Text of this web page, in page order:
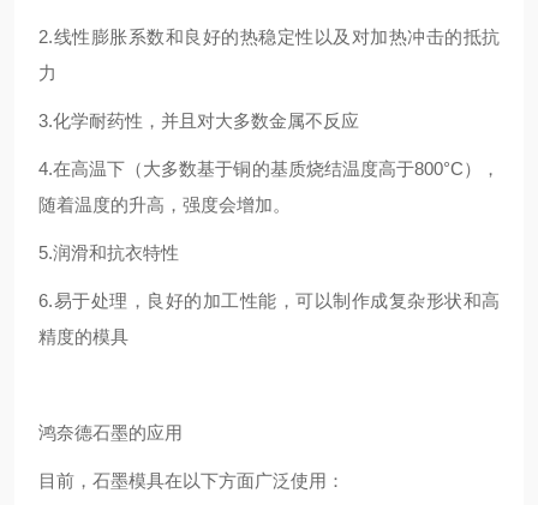
2.线性膨胀系数和良好的热稳定性以及对加热冲击的抵抗
力
3.化学耐药性，并且对大多数金属不反应
4.在高温下（大多数基于铜的基质烧结温度高于800°C），
随着温度的升高，强度会增加。
5.润滑和抗衣特性
6.易于处理，良好的加工性能，可以制作成复杂形状和高
精度的模具
鸿奈德石墨的应用
目前，石墨模具在以下方面广泛使用：